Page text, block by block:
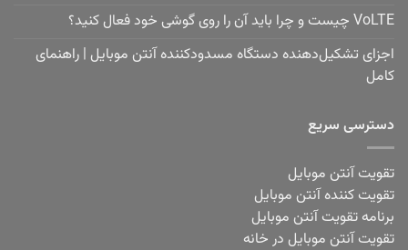
VoLTE چیست و چرا باید آن را روی گوشی خود فعال کنید؟
اجزای تشکیل‌دهنده دستگاه مسدودکننده آنتن موبایل | راهنمای
کامل
دسترسی سریع
تقویت آنتن موبایل
تقویت کننده آنتن موبایل
برنامه تقویت آنتن موبایل
تقویت آنتن موبایل در خانه